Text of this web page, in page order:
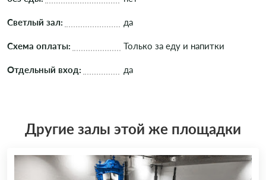
Светлый зал: да
Схема оплаты: Только за еду и напитки
Отдельный вход: да
Другие залы этой же площадки